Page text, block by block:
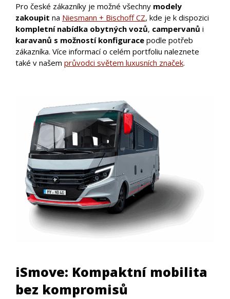
Pro české zákazníky je možné všechny modely
zakoupit na Niesmann + Bischoff CZ, kde je k dispozici
kompletní nabídka obytných vozů, campervanů i
karavanů s možností konfigurace podle potřeb
zákazníka. Více informací o celém portfoliu naleznete
také v našem průvodci světem luxusních značek.
iSmove: Kompaktní mobilita
bez kompromisů